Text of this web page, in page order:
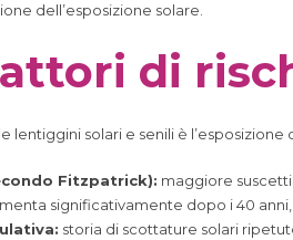
dell’esposizione solare.
di
lentiggini solari e senili è
Fitzpatrick): maggiore
significativamente dopo i 40
storia di scottature solari